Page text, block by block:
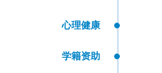
心理健康
学籍资助